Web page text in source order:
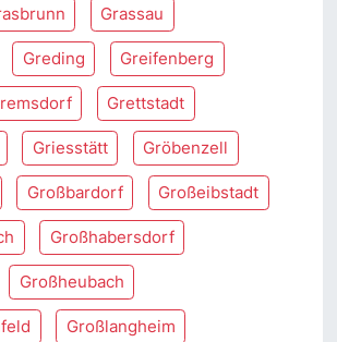
Grassau
Greding Greifenberg
Grettstadt
Griesstätt Gröbenzell
Großbardorf Großeibstadt
Großhabersdorf
Großheubach
Großlangheim